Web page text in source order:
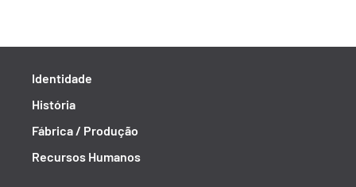
Identidade
História
Fábrica / Produção
Recursos Humanos